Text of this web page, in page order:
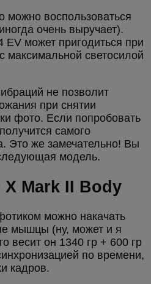
можно воспользоваться
очень выручает).
EV может пригодиться при
максимальной светосилой
не позволит
при снятии
фото. Если попробовать
самого
Это же замечательно! Вы
модель.
X Mark II Body
можно накачать
мышцы (ну, может и я
весит он 1340 гр + 600 гр
по времени,
кадров.